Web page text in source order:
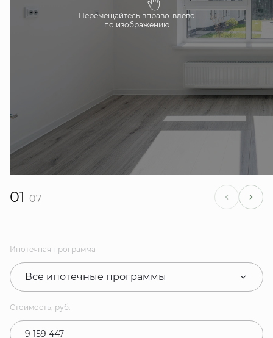
Перемещайтесь вправо-влево
по изображению
01 07
Ипотечная программа
Все ипотечные программы
Стоимость, руб.